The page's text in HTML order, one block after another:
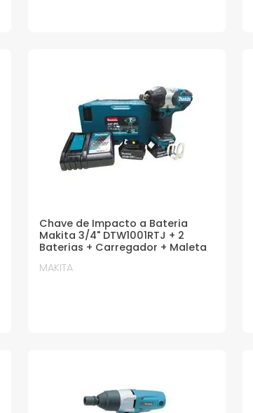
Chave de Impacto a Bateria
Makita 3/4" DTW1001RTJ + 2
Baterias + Carregador + Maleta
MAKITA